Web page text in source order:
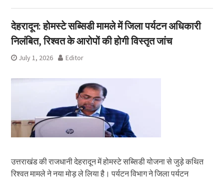
देहरादून: होमस्टे सब्सिडी मामले में जिला पर्यटन अधिकारी
निलंबित, रिश्वत के आरोपों की होगी विस्तृत जांच
July 1, 2026 Editor
उत्तराखंड की राजधानी देहरादून में होमस्टे सब्सिडी योजना से जुड़े कथित
रिश्वत मामले ने नया मोड़ ले लिया है। पर्यटन विभाग ने जिला पर्यटन